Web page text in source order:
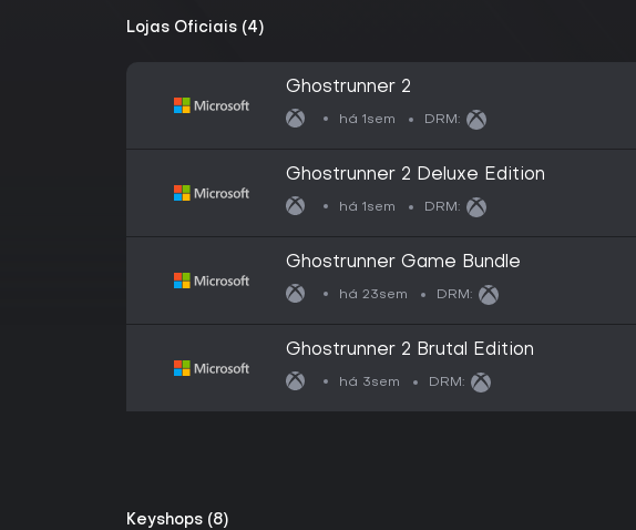
Lojas Oficiais (4)
Ghostrunner 2
há 1sem DRM:
Ghostrunner 2 Deluxe Edition
há 1sem DRM:
Ghostrunner Game Bundle
há 23sem DRM:
Ghostrunner 2 Brutal Edition
há 3sem DRM:
Keyshops (8)